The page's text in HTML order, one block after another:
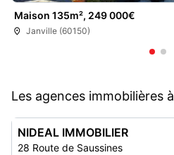
Maison 135m², 249 000€
Janville (60150)
Les agences immobilières
NIDEAL IMMOBILIER
28 Route de Saussines